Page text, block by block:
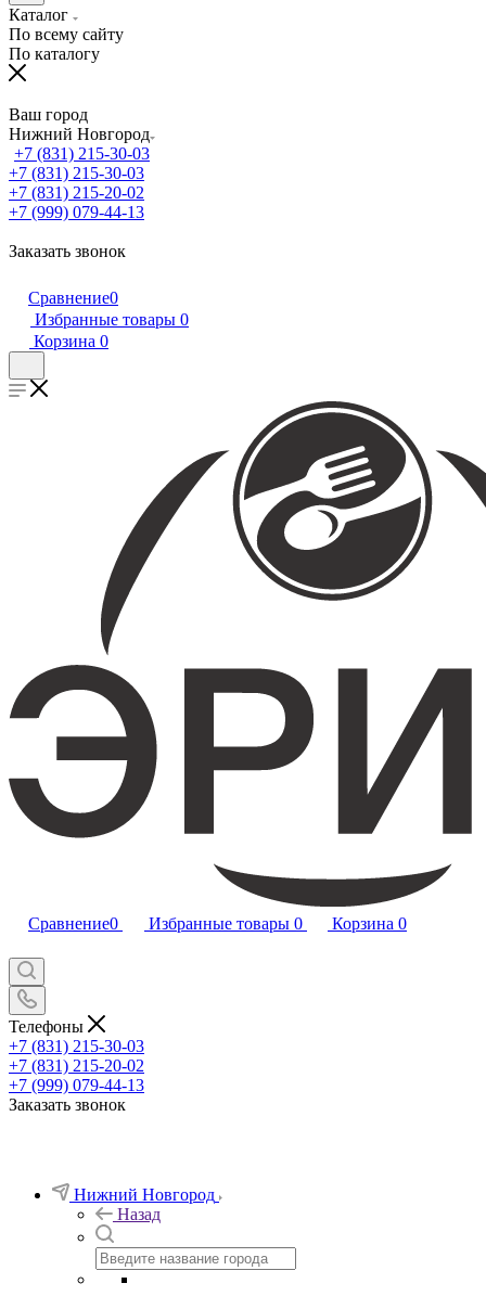
Каталог
По всему сайту
По каталогу
Ваш город
Нижний Новгород
+7 (831) 215-30-03
+7 (831) 215-30-03
+7 (831) 215-20-02
+7 (999) 079-44-13
Заказать звонок
Сравнение0
Избранные товары 0
Корзина 0
Сравнение0 Избранные товары 0 Корзина 0
Телефоны
+7 (831) 215-30-03
+7 (831) 215-20-02
+7 (999) 079-44-13
Заказать звонок
Нижний Новгород
Назад